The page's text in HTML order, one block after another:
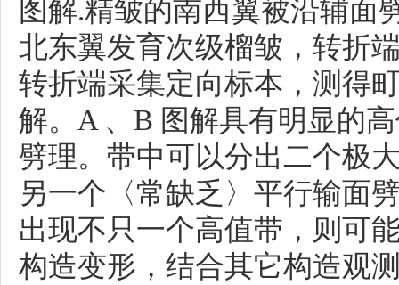
图解.精皱的南西翼被沿辅面
北东翼发育次级榴皱，转折
转折端采集定向标本，测得
解。A 、B 图解具有明显的
劈理。带中可以分出二个极
另一个〈常缺乏〉平行输面
出现不只一个高值带，则可
构造变形，结合其它构造观